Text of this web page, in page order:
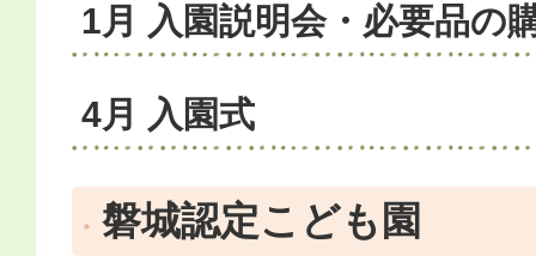
1月 入園説明会・必要品の
4月 入園式
磐城認定こども園